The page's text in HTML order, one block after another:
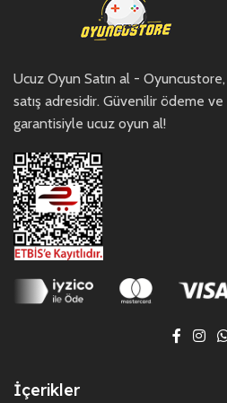
Ucuz Oyun Satın al -
satış adresidir. Güvenilir ödeme
garantisiyle ucuz oyun al!
İçerikler